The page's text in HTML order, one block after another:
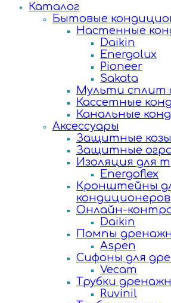
Каталог
Бытовые
Настенные
Daikin
Energolux
Pioneer
Sakata
Мульти сплит
Кассетные
Канальные
Аксессуары
Защитные
Защитные
Изоляция для
Energoflex
Кронштейны
кондиционеров
Онлайн-
Daikin
Помпы
Aspen
Сифоны для
Vecam
Трубки
Ruvinil